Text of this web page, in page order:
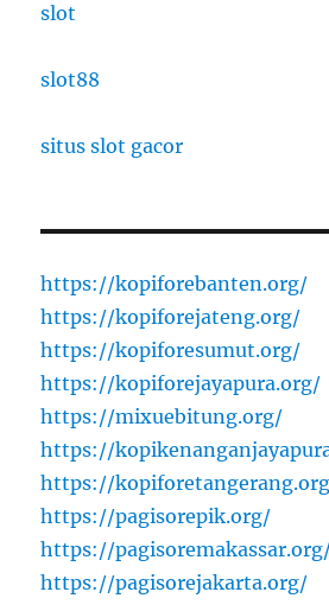
slot
slot88
situs slot gacor
https://kopiforebanten.org/
https://kopiforejateng.org/
https://kopiforesumut.org/
https://kopiforejayapura.org/
https://mixuebitung.org/
https://
https://
https://pagisorepik.org/
https://
https://pagisorejakarta.org/